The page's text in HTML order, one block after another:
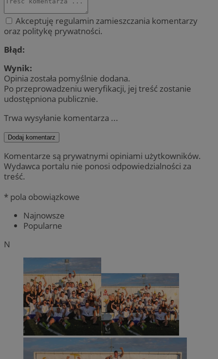
Akceptuję regulamin zamieszczania komentarzy
oraz politykę prywatności.
Błąd:
Wynik:
Opinia została pomyślnie dodana.
Po przeprowadzeniu weryfikacji, jej treść zostanie
udostępniona publicznie.
Trwa wysyłanie komentarza ...
Dodaj komentarz
Komentarze są prywatnymi opiniami użytkowników.
Wydawca portalu nie ponosi odpowiedzialności za
treść.
* pola obowiązkowe
Najnowsze
Popularne
N